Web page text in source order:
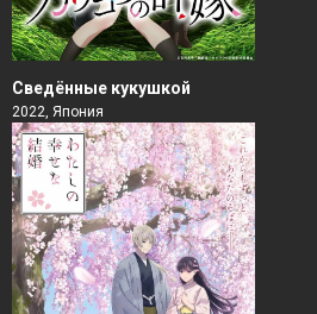
Сведённые кукушкой
2022, Япония